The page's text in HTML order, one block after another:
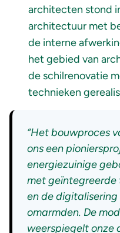
architecten stond
architectuur met
de interne
het gebied van
de schilrenovatie
technieken
“Het bouwproces
ons een
energiezuinige
met geïntegreerde
en de
omarmden. De
weerspiegelt onze